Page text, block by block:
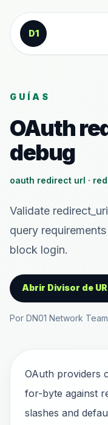
Saltar al contenido
D1
GUÍAS
OAuth
debug
oauth redirect url ·
Validate
query
block login.
Abrir Divisor de
Por DN01 Network Team
OAuth providers
for-byte against
slashes and